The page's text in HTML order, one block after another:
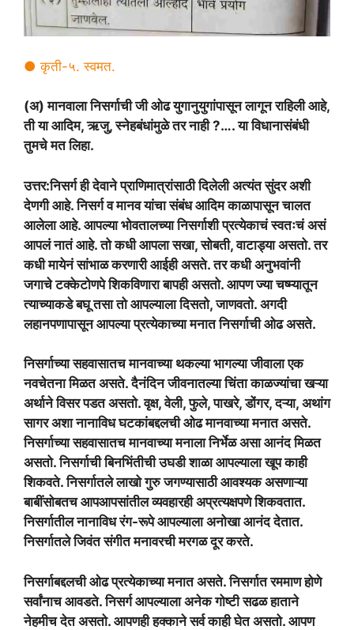
● कृती-५. स्वमत.
(अ) मानवाला निसर्गाची जी ओढ युगानुयुगांपासून लागून राहिली आहे,
ती या आदिम, ऋजु, स्नेहबंधांमुळे तर नाही ?…. या विधानासंबंधी
तुमचे मत लिहा.
उत्तर:निसर्ग ही देवाने प्राणिमात्रांसाठी दिलेली अत्यंत सुंदर अशी
देणगी आहे. निसर्ग व मानव यांचा संबंध आदिम काळापासून चालत
आलेला आहे. आपल्या भोवतालच्या निसर्गाशी प्रत्येकाचं स्वतःचं असं
आपलं नातं आहे. तो कधी आपला सखा, सोबती, वाटाड्या असतो. तर
कधी मायेनं सांभाळ करणारी आईही असते. तर कधी अनुभवांनी
जगाचे टक्केटोणपे शिकविणारा बापही असतो. आपण ज्या चष्म्यातून
त्याच्याकडे बघू तसा तो आपल्याला दिसतो, जाणवतो. अगदी
लहानपणापासून आपल्या प्रत्येकाच्या मनात निसर्गाची ओढ असते.
निसर्गाच्या सहवासातच मानवाच्या थकल्या भागल्या जीवाला एक
नवचेतना मिळत असते. दैनंदिन जीवनातल्या चिंता काळज्यांचा खऱ्या
अर्थाने विसर पडत असतो. वृक्ष, वेली, फुले, पाखरे, डोंगर, दऱ्या, अथांग
सागर अशा नानाविध घटकांबद्दलची ओढ मानवाच्या मनात असते.
निसर्गाच्या सहवासातच मानवाच्या मनाला निर्भेळ असा आनंद मिळत
असतो. निसर्गाची बिनभिंतीची उघडी शाळा आपल्याला खूप काही
शिकवते. निसर्गातले लाखो गुरु जगण्यासाठी आवश्यक असणाऱ्या
बाबींसोबतच आपआपसांतील व्यवहारही अप्रत्यक्षपणे शिकवतात.
निसर्गातील नानाविध रंग-रूपे आपल्याला अनोखा आनंद देतात.
निसर्गातले जिवंत संगीत मनावरची मरगळ दूर करते.
निसर्गाबद्दलची ओढ प्रत्येकाच्या मनात असते. निसर्गात रममाण होणे
सर्वांनाच आवडते. निसर्ग आपल्याला अनेक गोष्टी सढळ हाताने
नेहमीच देत असतो. आपणही हक्काने सर्व काही घेत असतो. आपण